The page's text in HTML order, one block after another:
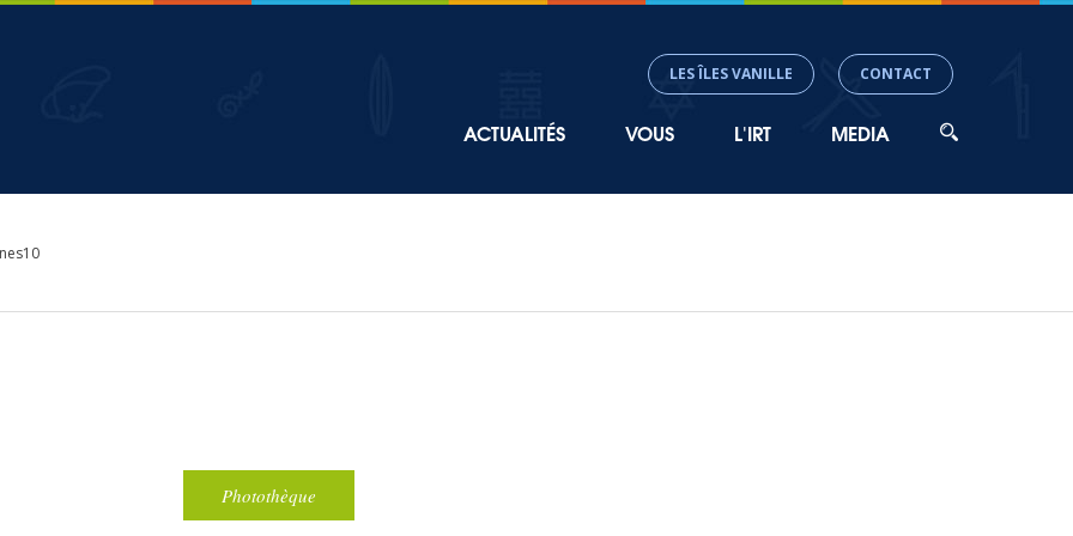
navigation
ACTUALITÉS VOUS L'IRT MEDIA
LES ÎLES VANILLE CONTACT
Photothèque